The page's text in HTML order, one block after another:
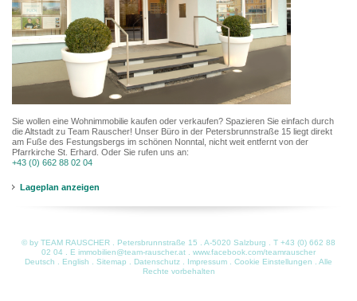
Sie wollen eine Wohnimmobilie kaufen oder verkaufen? Spazieren Sie einfach durch
die Altstadt zu Team Rauscher! Unser Büro in der Petersbrunnstraße 15 liegt direkt
am Fuße des Festungsbergs im schönen Nonntal, nicht weit entfernt von der
Pfarrkirche St. Erhard. Oder Sie rufen uns an:
+43 (0) 662 88 02 04
Lageplan anzeigen
© by TEAM RAUSCHER . Petersbrunnstraße 15 . A-5020 Salzburg . T +43 (0) 662 88
02 04 . E immobilien@team-rauscher.at
www.facebook.com/teamrauscher
Deutsch
English Sitemap Datenschutz Impressum Cookie Einstellungen . Alle
Rechte vorbehalten